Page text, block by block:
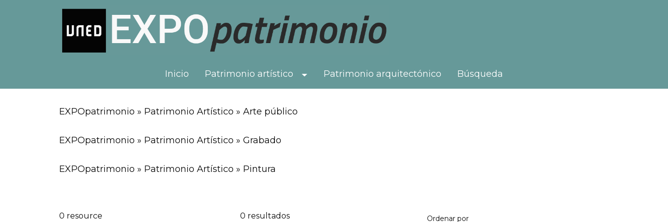
Inicio Patrimonio artístico Toggle Dropdown
Patrimonio arquitectónico Búsqueda
EXPOpatrimonio » Patrimonio Artístico » Arte público
EXPOpatrimonio » Patrimonio Artístico » Grabado
EXPOpatrimonio » Patrimonio Artístico » Pintura
0 resource 0 resultados Ordenar por